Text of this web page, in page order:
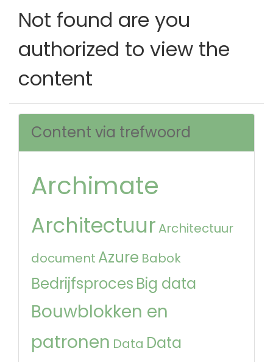
Not found are you
authorized to view the
content
Content via trefwoord
Archimate
Architectuur Architectuur
document Azure Babok
Bedrijfsproces Big data
Bouwblokken en
patronen Data Data